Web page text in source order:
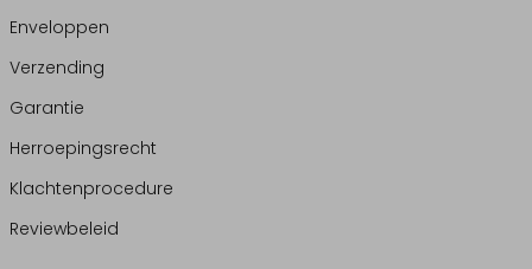
Enveloppen
Verzending
Garantie
Herroepingsrecht
Klachtenprocedure
Reviewbeleid